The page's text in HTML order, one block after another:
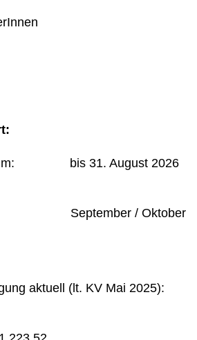
bis 31. August 2026
September / Oktober
aktuell (lt. KV Mai 2025):